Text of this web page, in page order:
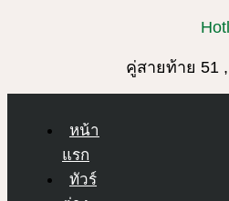
คู่สายท้าย 51
หน้า
แรก
ทัวร์